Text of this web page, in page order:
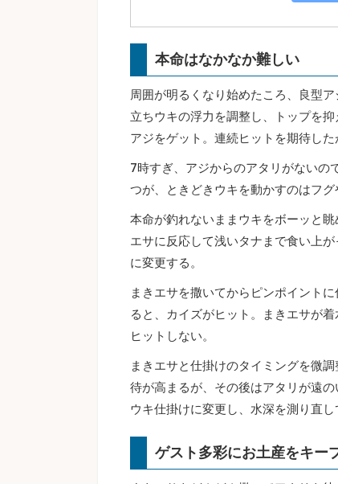
本命はなかなか難しい
周囲が明るくなり始めたころ、良型
立ちウキの浮力を調整し、トップを
アジをゲット。連続ヒットを期待し
7時すぎ、アジからのアタリがないの
つが、ときどきウキを動かすのはフグ
本命が釣れないままウキをボーッと
エサに反応して浅いタナまで食い上
に変更する。
まきエサを撒いてからピンポイント
ると、カイズがヒット。まきエサが
ヒットしない。
まきエサと仕掛けのタイミングを微
待が高まるが、その後はアタリが遠
ウキ仕掛けに変更し、水深を測り直し
ゲスト多彩にお土産をキー